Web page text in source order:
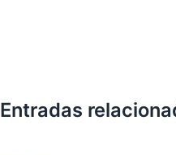
Entradas